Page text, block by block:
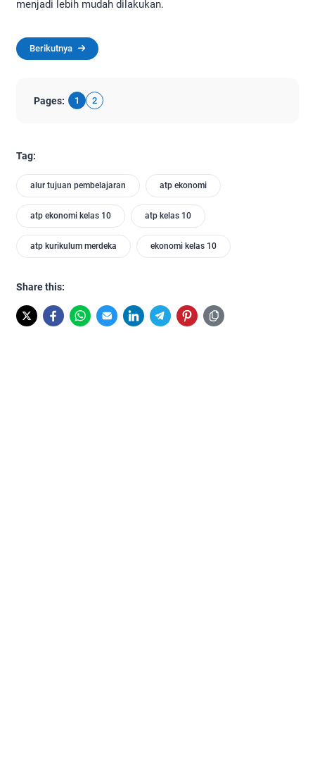
menjadi lebih mudah dilakukan.
Berikutnya
Pages: 1 2
Tag:
alur tujuan pembelajaran atp ekonomi
atp ekonomi kelas 10 atp kelas 10
atp kurikulum merdeka ekonomi kelas 10
Share this: